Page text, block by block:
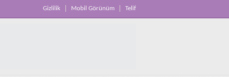
Gizlilik Mobil Görünüm Telif